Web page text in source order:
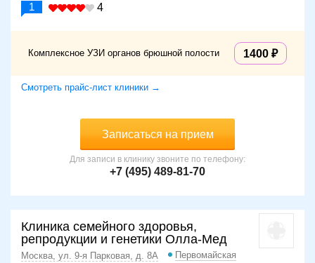
1 4
Комплексное УЗИ органов брюшной полости 1400
Смотреть прайс-лист клиники →
Записаться на прием
Для записи в клинику звоните по телефону:
+7 (495) 489-81-70
Клиника семейного здоровья,
репродукции и генетики Олла-Мед
Москва, ул. 9-я Парковая, д. 8А
Первомайская